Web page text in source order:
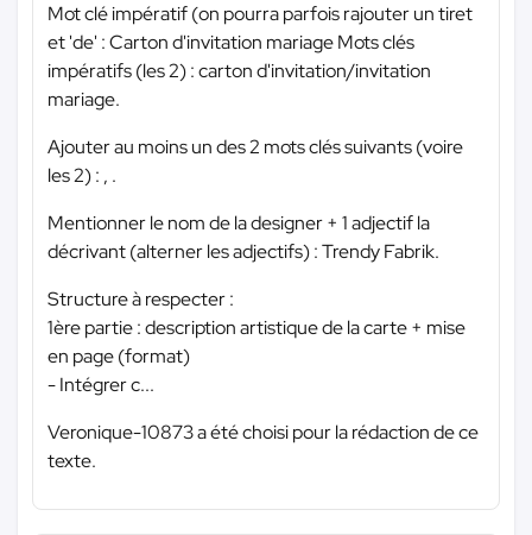
Mot clé impératif (on pourra parfois rajouter un tiret
et 'de' : Carton d'invitation mariage Mots clés
impératifs (les 2) : carton d'invitation/invitation
mariage.
Ajouter au moins un des 2 mots clés suivants (voire
les 2) : , .
Mentionner le nom de la designer + 1 adjectif la
décrivant (alterner les adjectifs) : Trendy Fabrik.
Structure à respecter :
1ère partie : description artistique de la carte + mise
en page (format)
- Intégrer c...
Veronique-10873 a été choisi pour la rédaction de ce
texte.